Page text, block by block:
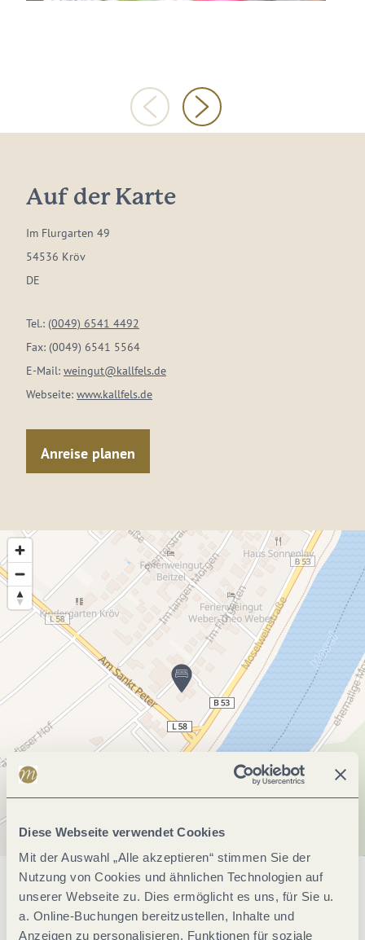
Diese Webseite verwendet Cookies
Mit der Auswahl „Alle akzeptieren“ stimmen Sie der
Nutzung von Cookies und ähnlichen Technologien auf
unserer Webseite zu. Dies ermöglicht es uns, für Sie u.
a. Online-Buchungen bereitzustellen, Inhalte und
Anzeigen zu personalisieren, Funktionen für soziale
Auf der Karte
Im Flurgarten 49
54536 Kröv
DE
Tel.: (0049) 6541 4492
Fax: (0049) 6541 5564
E-Mail: weingut@kallfels.de
Webseite: www.kallfels.de
Anreise planen
Allgemeine Informationen